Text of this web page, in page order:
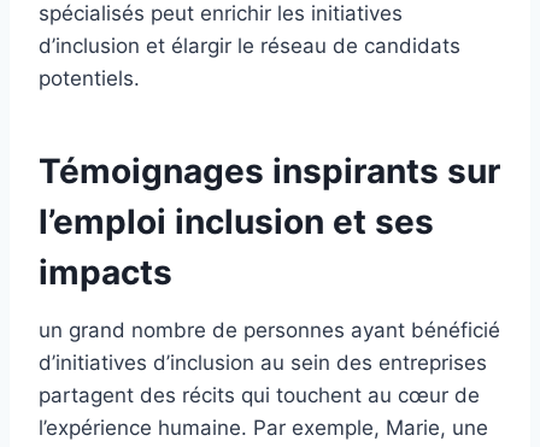
spécialisés peut enrichir les initiatives
d’inclusion et élargir le réseau de candidats
potentiels.
Témoignages inspirants sur
l’emploi inclusion et ses
impacts
un grand nombre de personnes ayant bénéficié
d’initiatives d’inclusion au sein des entreprises
partagent des récits qui touchent au cœur de
l’expérience humaine. Par exemple, Marie, une